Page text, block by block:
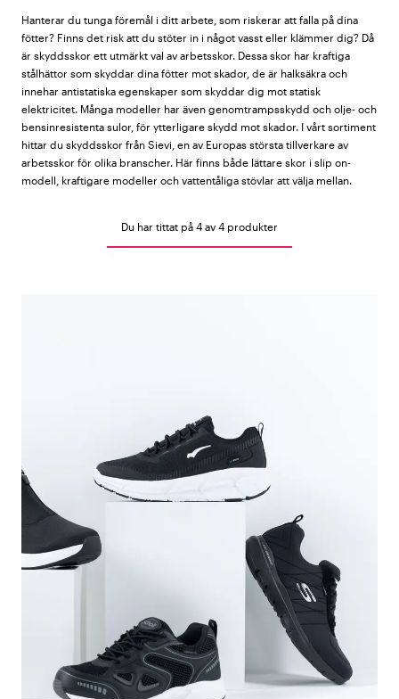
Hanterar du tunga föremål i ditt arbete, som riskerar att falla på dina
fötter? Finns det risk att du stöter in i något vasst eller klämmer dig? Då
är skyddsskor ett utmärkt val av arbetsskor. Dessa skor har kraftiga
stålhättor som skyddar dina fötter mot skador, de är halksäkra och
innehar antistatiska egenskaper som skyddar dig mot statisk
elektricitet. Många modeller har även genomtrampsskydd och olje- och
bensinresistenta sulor, för ytterligare skydd mot skador. I vårt sortiment
hittar du skyddsskor från Sievi, en av Europas största tillverkare av
arbetsskor för olika branscher. Här finns både lättare skor i slip on-
modell, kraftigare modeller och vattentåliga stövlar att välja mellan.
Du har tittat på 4 av 4 produkter